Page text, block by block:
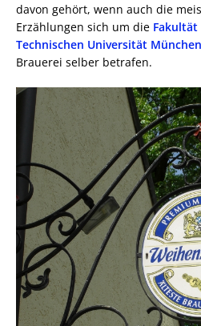
davon gehört, wenn auch die
Erzählungen sich um die Fakultät
Technischen Universität München
Brauerei selber betrafen.